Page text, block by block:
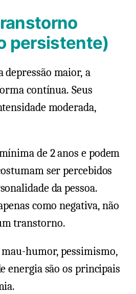
persistente)
maior, a
contínua. Seus
moderada,
de 2 anos e podem
ser percebidos
da pessoa.
como negativa, não
transtorno.
humor, pessimismo,
energia são os principais